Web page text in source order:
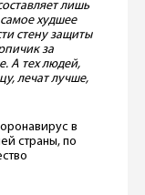
лишь
худшее
стену защиты
за
А тех людей,
лечат лучше,
в
страны, по